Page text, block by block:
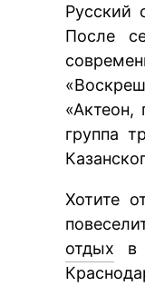
Русский
После
«Актеон,
группа
Хотите
отдых в